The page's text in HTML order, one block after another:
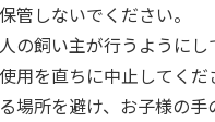
管しないでください。
の飼い主が行うようにし
用を直ちに中止してくだ
場所を避け、お子様の手